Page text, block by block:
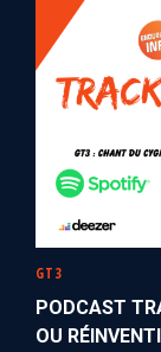
GT3
PODCAST
OU